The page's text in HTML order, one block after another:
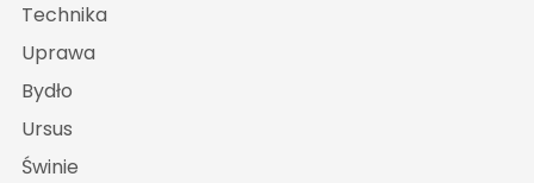
Technika
Uprawa
Bydło
Ursus
Świnie